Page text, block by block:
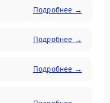
Подробнее →
Подробнее →
Подробнее →